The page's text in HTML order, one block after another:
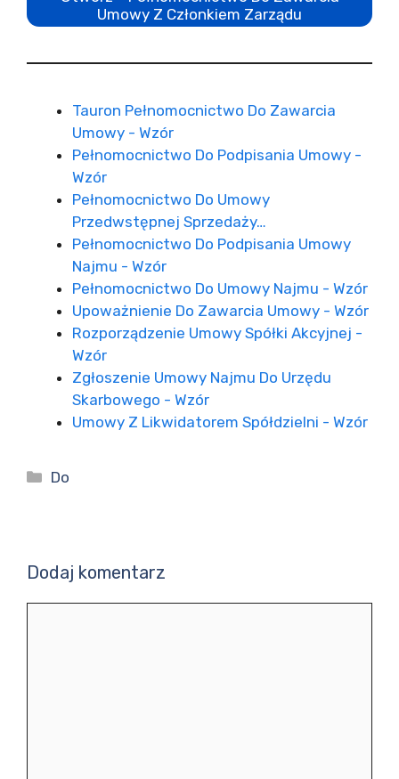
Umowy Z Członkiem Zarządu
Tauron Pełnomocnictwo Do Zawarcia
Umowy - Wzór
Pełnomocnictwo Do Podpisania Umowy -
Wzór
Pełnomocnictwo Do Umowy
Przedwstępnej Sprzedaży…
Pełnomocnictwo Do Podpisania Umowy
Najmu - Wzór
Pełnomocnictwo Do Umowy Najmu - Wzór
Upoważnienie Do Zawarcia Umowy - Wzór
Rozporządzenie Umowy Spółki Akcyjnej -
Wzór
Zgłoszenie Umowy Najmu Do Urzędu
Skarbowego - Wzór
Umowy Z Likwidatorem Spółdzielni - Wzór
Kategorie
Do
Dodaj komentarz